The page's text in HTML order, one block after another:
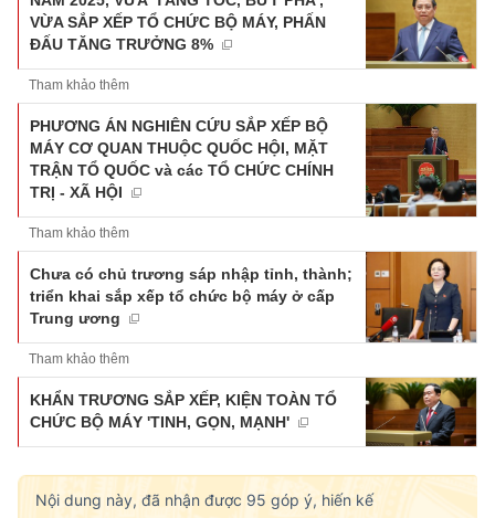
VỪA SẮP XẾP TỔ CHỨC BỘ MÁY, PHẤN
ĐẤU TĂNG TRƯỞNG 8%
Tham khảo thêm
PHƯƠNG ÁN NGHIÊN CỨU SẮP XẾP BỘ
MÁY CƠ QUAN THUỘC QUỐC HỘI, MẶT
TRẬN TỔ QUỐC và các TỔ CHỨC CHÍNH
TRỊ - XÃ HỘI
Tham khảo thêm
Chưa có chủ trương sáp nhập tỉnh, thành;
triển khai sắp xếp tổ chức bộ máy ở cấp
Trung ương
Tham khảo thêm
KHẨN TRƯƠNG SẮP XẾP, KIỆN TOÀN TỔ
CHỨC BỘ MÁY 'TINH, GỌN, MẠNH'
Nội dung này, đã nhận được 95 góp ý, hiến kế